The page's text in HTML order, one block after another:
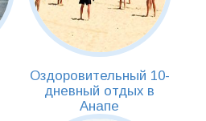
Оздоровительный 10-
дневный отдых в
Анапе